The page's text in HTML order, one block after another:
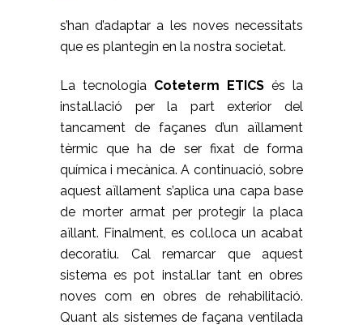
s’han d’adaptar a les noves necessitats
que es plantegin en la nostra societat.
La tecnologia Coteterm ETICS és la
instal.lació per la part exterior del
tancament de façanes d’un aïllament
tèrmic que ha de ser fixat de forma
química i mecànica. A continuació, sobre
aquest aïllament s’aplica una capa base
de morter armat per protegir la placa
aïllant. Finalment, es col.loca un acabat
decoratiu. Cal remarcar que aquest
sistema es pot instal.lar tant en obres
noves com en obres de rehabilitació.
Quant als sistemes de façana ventilada